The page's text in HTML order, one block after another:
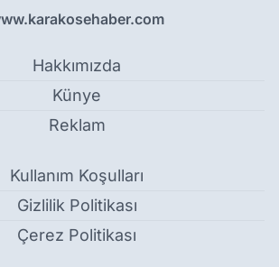
Hakkımızda
Künye
Reklam
Kullanım Koşulları
Gizlilik Politikası
Çerez Politikası